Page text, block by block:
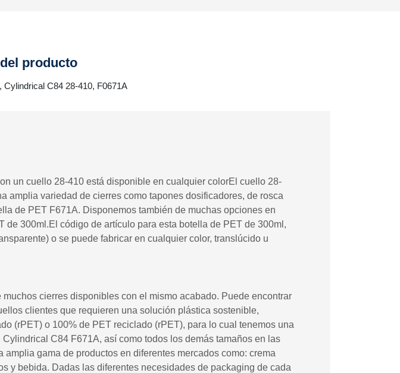
producto
Cylindrical C84 28-410, F0671A
un cuello 28-410 está disponible en cualquier colorEl cuello 28-
amplia variedad de cierres como tapones dosificadores, de rosca
de PET F671A. Disponemos también de muchas opciones en
300ml.El código de artículo para esta botella de PET de 300ml,
o se puede fabricar en cualquier color, translúcido u
cierres disponibles con el mismo acabado. Puede encontrar
clientes que requieren una solución plástica sostenible,
(rPET) o 100% de PET reciclado (rPET), para lo cual tenemos una
C84 F671A, así como todos los demás tamaños en las
gama de productos en diferentes mercados como: crema
y bebida. Dadas las diferentes necesidades de packaging de cada